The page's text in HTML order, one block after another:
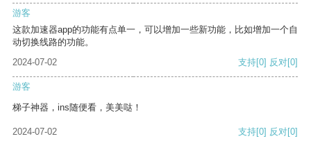
游客
这款加速器app的功能有点单一，可以增加一些新功能，比如增加一个自
动切换线路的功能。
2024-07-02
支持[0] 反对[0]
游客
梯子神器，ins随便看，美美哒！
2024-07-02 支持[0] 反对[0]